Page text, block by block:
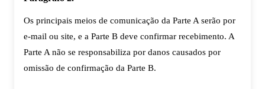
Os principais meios de comunicação da Parte A serão por
e-mail ou site, e a Parte B deve confirmar recebimento. A
Parte A não se responsabiliza por danos causados por
omissão de confirmação da Parte B.